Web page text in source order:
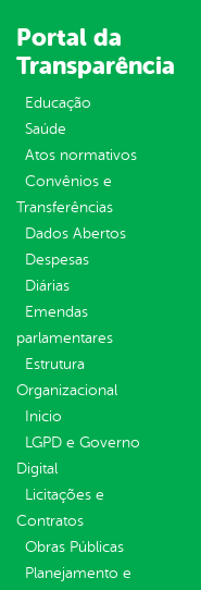
Portal da
Transparência
Educação
Saúde
Atos normativos
Convênios e
Transferências
Dados Abertos
Despesas
Diárias
Emendas
parlamentares
Estrutura
Organizacional
Inicio
LGPD e Governo
Digital
Licitações e
Contratos
Obras Públicas
Planejamento e